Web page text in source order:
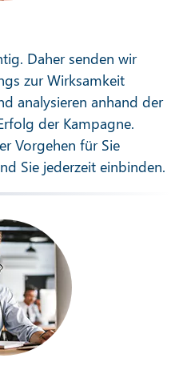
Daher senden wir
zur Wirksamkeit
analysieren anhand der
der Kampagne.
Vorgehen für Sie
Sie jederzeit einbinden.